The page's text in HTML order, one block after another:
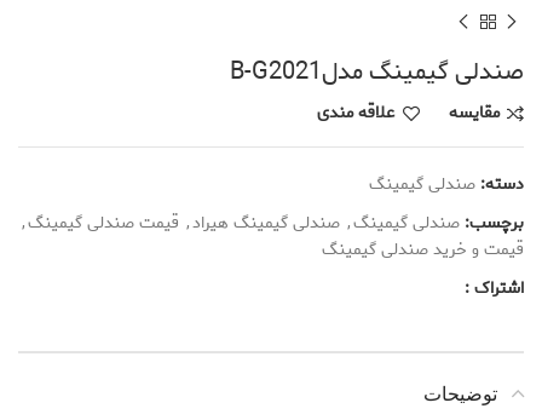
صندلی گیمینگ مدلB-G2021
مقایسه علاقه مندی
دسته: صندلی گیمینگ
برچسب: صندلی گیمینگ, صندلی گیمینگ هیراد, قیمت صندلی گیمینگ,
قیمت و خرید صندلی گیمینگ
اشتراک :
توضیحات